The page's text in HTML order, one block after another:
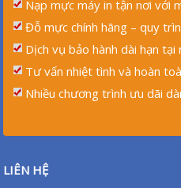
Nạp mực máy in tận nơi với
Đỗ mực chính hãng – quy
Dịch vụ bảo hành dài hạn tại
Tư vấn nhiệt tình và hoàn
Nhiều chương trình ưu dãi
LIÊN HỆ